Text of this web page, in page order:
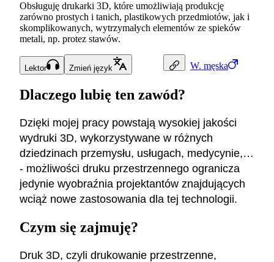
W. męska
Obsługuję drukarki 3D, które umożliwiają produkcję
zarówno prostych i tanich, plastikowych przedmiotów, jak i
skomplikowanych, wytrzymałych elementów ze spieków
metali, np. protez stawów.
Lektor Zmień język
Dlaczego lubię ten zawód?
Dzięki mojej pracy powstają wysokiej jakości
wydruki 3D, wykorzystywane w różnych
dziedzinach przemysłu, usługach, medycynie,…
- możliwości druku przestrzennego ogranicza
jedynie wyobraźnia projektantów znajdujących
wciąż nowe zastosowania dla tej technologii.
Czym się zajmuję?
Druk 3D, czyli drukowanie przestrzenne,